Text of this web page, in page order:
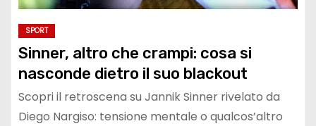
SPORT
Sinner, altro che crampi: cosa si
nasconde dietro il suo blackout
Scopri il retroscena su Jannik Sinner rivelato da
Diego Nargiso: tensione mentale o qualcos’altro